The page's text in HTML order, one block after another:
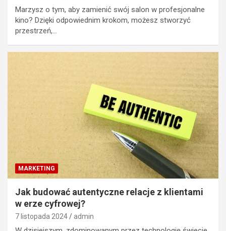
Marzysz o tym, aby zamienić swój salon w profesjonalne
kino? Dzięki odpowiednim krokom, możesz stworzyć
przestrzeń,…
MARKETING
Jak budować autentyczne relacje z klientami
w erze cyfrowej?
7 listopada 2024 admin